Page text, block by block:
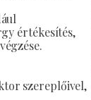
értékesítés,
szereplőivel,